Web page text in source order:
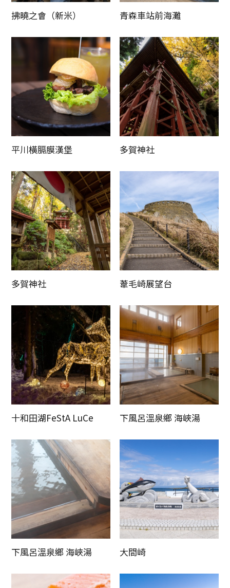
拂曉之會（新米） 青森車站前海灘
平川橫膈膜漢堡 多賀神社
多賀神社 葦毛崎展望台
十和田湖FeStA LuCe 下風呂溫泉鄉 海峽湯
下風呂溫泉鄉 海峽湯 大間崎